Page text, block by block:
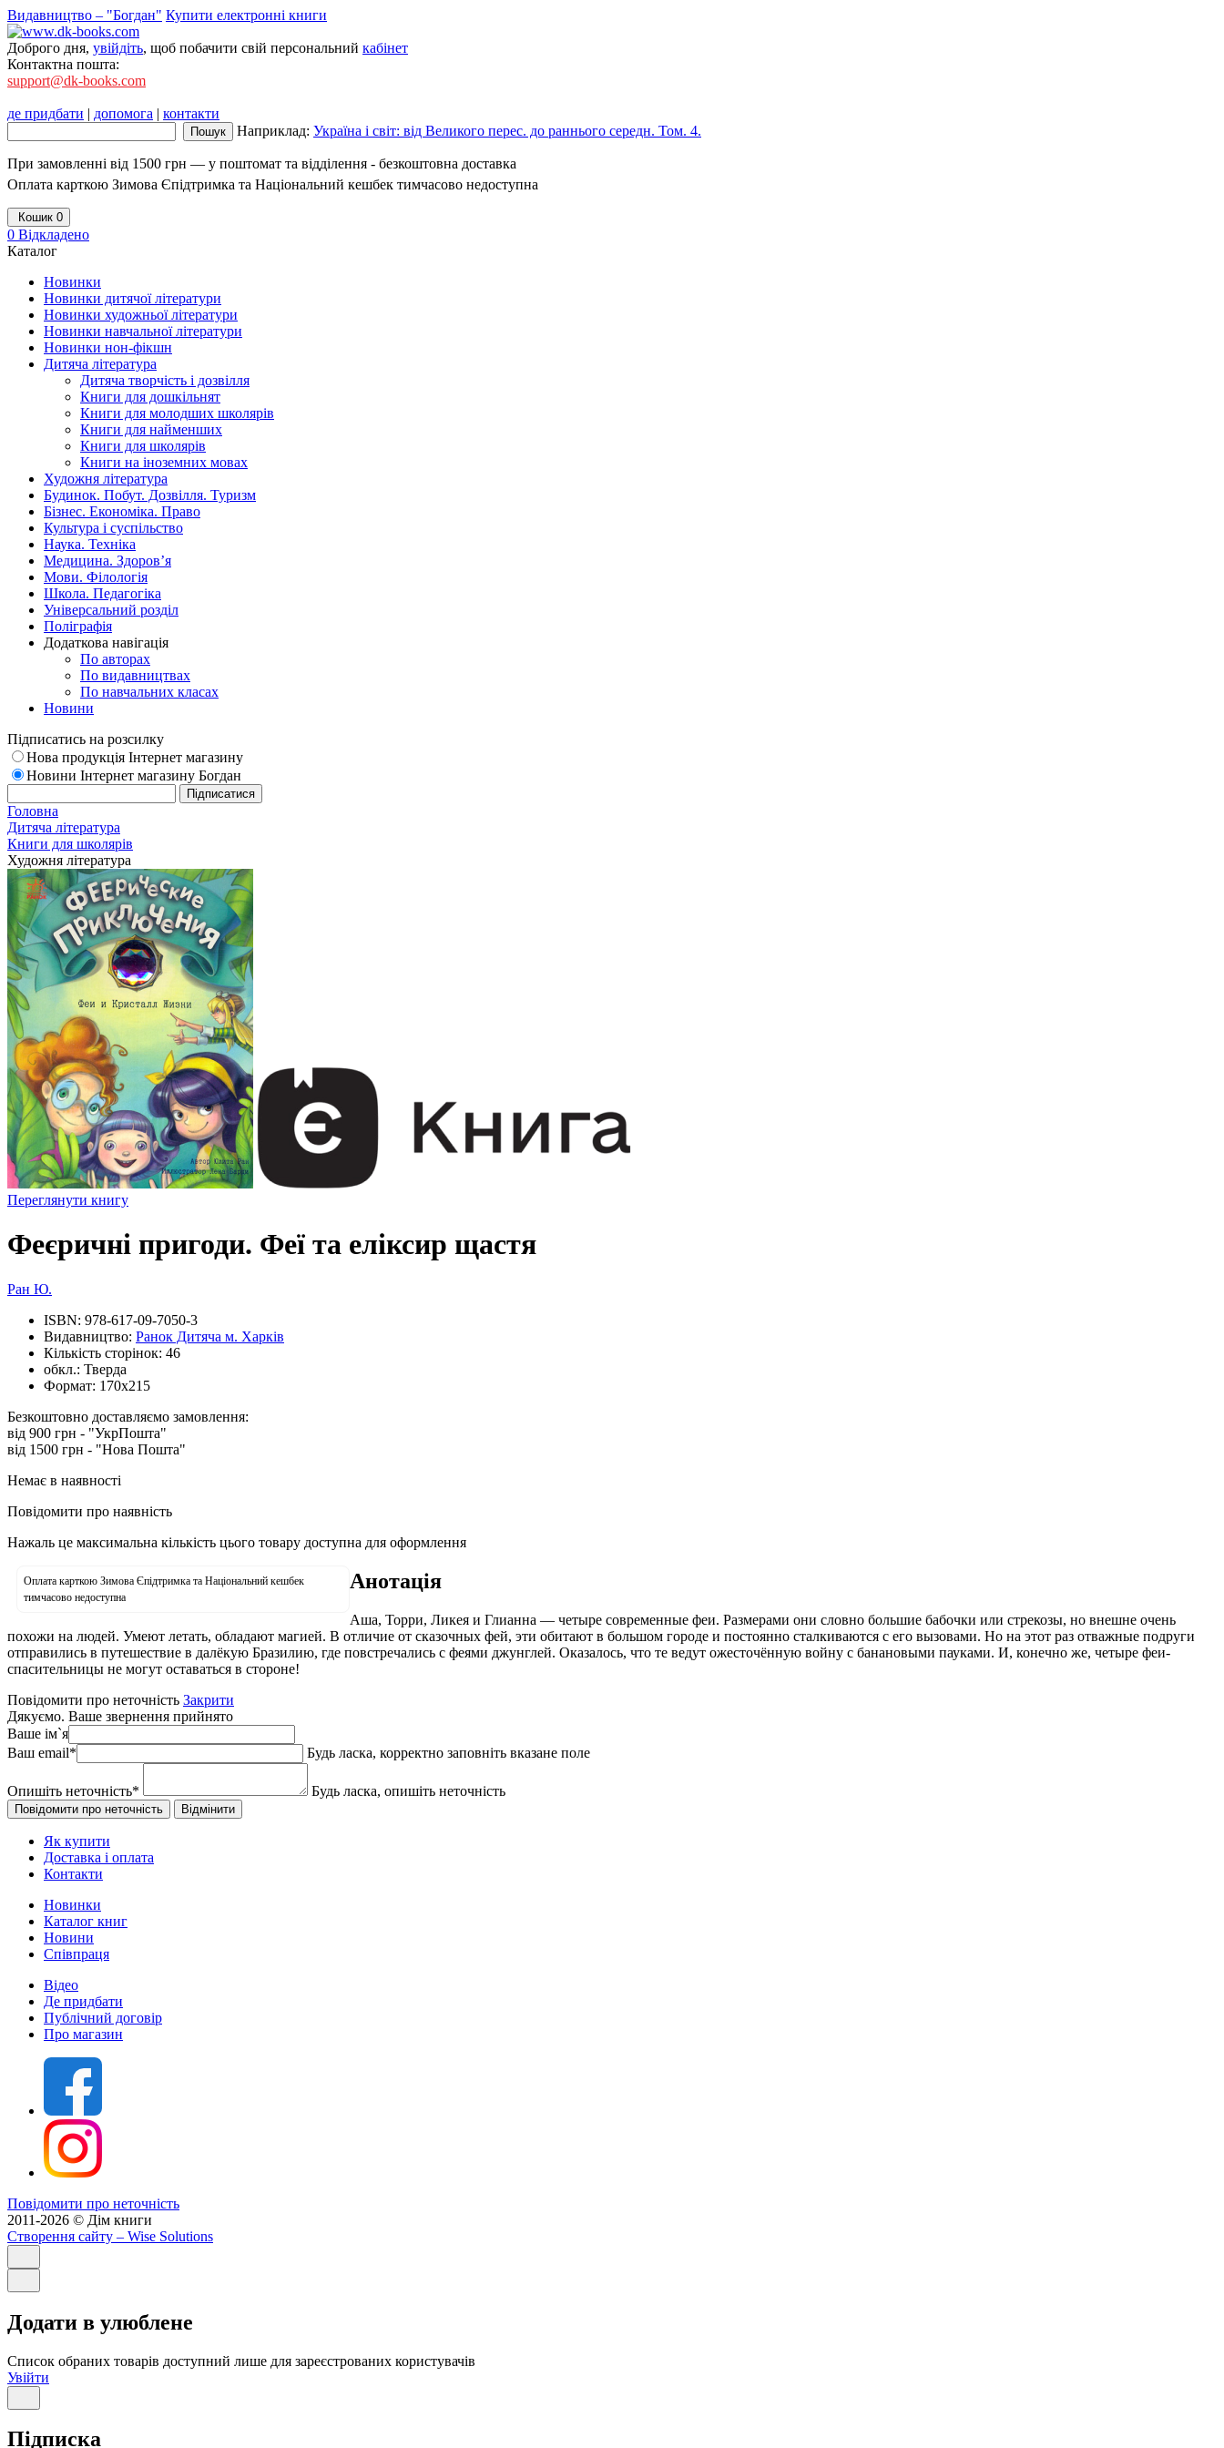
Видавництво – "Богдан" Купити електронні книги
Доброго дня, увійдіть, щоб побачити свій персональний кабінет
Контактна пошта:
support@dk-books.com
де придбати | допомога | контакти
Наприклад: Україна і світ: від Великого перес. до раннього середн. Том. 4.
При замовленні від 1500 грн — у поштомат та відділення - безкоштовна доставка
Оплата карткою Зимова Єпідтримка та Національний кешбек тимчасово недоступна
Кошик 0
0 Відкладено
Каталог
Новинки
Новинки дитячої літератури
Новинки художньої літератури
Новинки навчальної літератури
Новинки нон-фікшн
Дитяча література
Дитяча творчість і дозвілля
Книги для дошкільнят
Книги для молодших школярів
Книги для найменших
Книги для школярів
Книги на іноземних мовах
Художня література
Будинок. Побут. Дозвілля. Туризм
Бізнес. Економіка. Право
Культура і суспільство
Наука. Техніка
Медицина. Здоров’я
Мови. Філологія
Школа. Педагогіка
Універсальний розділ
Поліграфія
Додаткова навігація
По авторах
По видавництвах
По навчальних класах
Новини
Підписатись на розсилку
Нова продукція Інтернет магазину
Новини Інтернет магазину Богдан
Головна
Дитяча література
Книги для школярів
Художня література
Переглянути книгу
Феєричні пригоди. Феї та еліксир щастя
Ран Ю.
ISBN: 978-617-09-7050-3
Видавництво: Ранок Дитяча м. Харків
Кількість сторінок: 46
обкл.: Тверда
Формат: 170х215
Безкоштовно доставляємо замовлення:
від 900 грн - "УкрПошта"
від 1500 грн - "Нова Пошта"
Немає в наявності
Повідомити про наявність
Нажаль це максимальна кількість цього товару доступна для оформлення
Оплата карткою Зимова Єпідтримка та Національний кешбек
тимчасово недоступна
Анотація
Аша, Торри, Ликея и Глианна — четыре современные феи. Размерами они словно большие бабочки или стрекозы, но внешне очень
похожи на людей. Умеют летать, обладают магией. В отличие от сказочных фей, эти обитают в большом городе и постоянно сталкиваются с его вызовами. Но на этот раз отважные подруги
отправились в путешествие в далёкую Бразилию, где повстречались с феями джунглей. Оказалось, что те ведут ожесточённую войну с банановыми пауками. И, конечно же, четыре феи-
спасительницы не могут оставаться в стороне!
Повідомити про неточність Закрити
Дякуємо. Ваше звернення прийнято
Ваше ім`я
Ваш email* Будь ласка, корректно заповніть вказане поле
Опишіть неточність* Будь ласка, опишіть неточність
Як купити
Доставка і оплата
Контакти
Новинки
Каталог книг
Новини
Співпраця
Відео
Де придбати
Публічний договір
Про магазин
Повідомити про неточність
2011-2026 © Дім книги
Створення сайту – Wise Solutions
Додати в улюблене
Список обраних товарів доступний лише для зареєстрованих користувачів
Увійти
Підписка